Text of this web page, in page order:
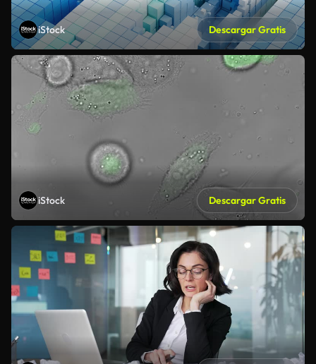
iStock Descargar Gratis
iStock Descargar Gratis